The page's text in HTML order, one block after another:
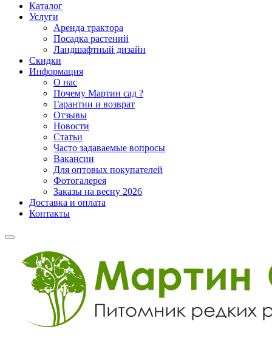
Каталог
Услуги
Аренда трактора
Посадка растений
Ландшафтный дизайн
Скидки
Информация
О нас
Почему Мартин сад ?
Гарантии и возврат
Отзывы
Новости
Статьи
Часто задаваемые вопросы
Вакансии
Для оптовых покупателей
Фотогалерея
Заказы на весну 2026
Доставка и оплата
Контакты